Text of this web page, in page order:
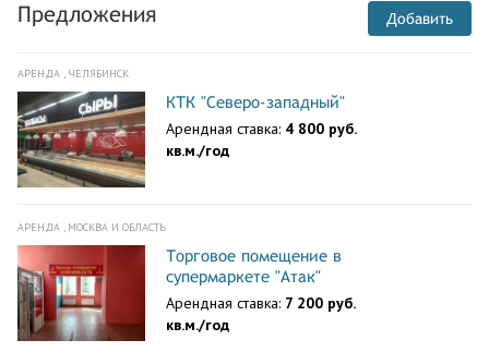
Предложения Добавить
АРЕНДА , ЧЕЛЯБИНСК
КТК "Северо-западный"
Арендная ставка: 4 800 руб.
кв.м./год
АРЕНДА , МОСКВА И ОБЛАСТЬ
Торговое помещение в
супермаркете "Атак"
Арендная ставка: 7 200 руб.
кв.м./год